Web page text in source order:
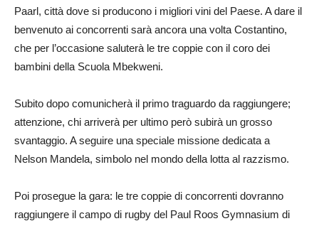
Paarl, città dove si producono i migliori vini del Paese. A dare il
benvenuto ai concorrenti sarà ancora una volta Costantino,
che per l’occasione saluterà le tre coppie con il coro dei
bambini della Scuola Mbekweni.
Subito dopo comunicherà il primo traguardo da raggiungere;
attenzione, chi arriverà per ultimo però subirà un grosso
svantaggio. A seguire una speciale missione dedicata a
Nelson Mandela, simbolo nel mondo della lotta al razzismo.
Poi prosegue la gara: le tre coppie di concorrenti dovranno
raggiungere il campo di rugby del Paul Roos Gymnasium di